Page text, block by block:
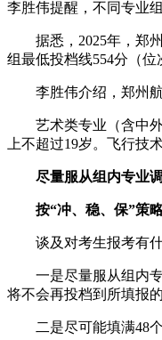
李胜伟提醒，不同专业
据悉，2025年，郑
组最低投档线554分（位
李胜伟介绍，郑州
艺术类专业（含中
上不超过19岁。飞行技
尽量服从组内专业
按“冲、稳、保”策
谈及对考生报考有
一是尽量服从组内
将不会再投档到所填报
二是尽可能填满48